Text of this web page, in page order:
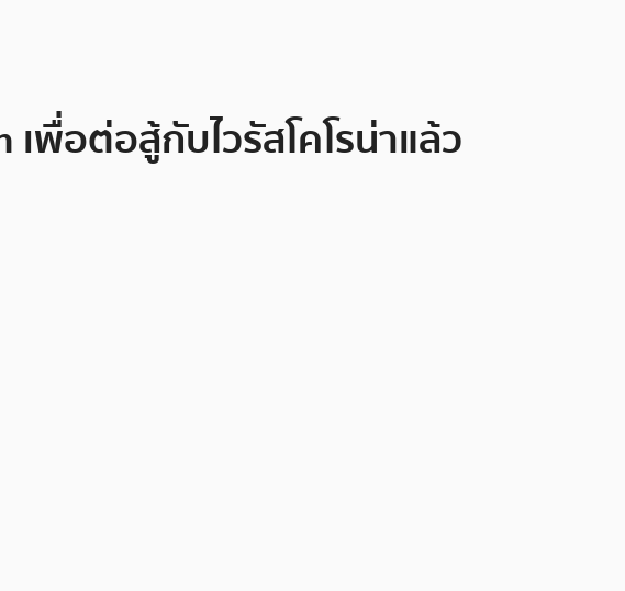
พื่อต่อสู้กับไวรัสโคโรน่าแล้ว